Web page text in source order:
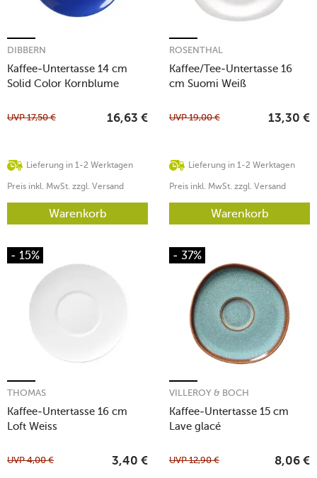
Kaffee-Untertasse 14 cm
Solid Color Kornblume
DIBBERN
Lieferung in 1-2 Werktagen
UVP17,50 € 16,63 €
Preis inkl. MwSt. zzgl. Versand
Warenkorb
Kaffee/Tee-Untertasse 16
cm Suomi Weiß
ROSENTHAL
Lieferung in 1-2 Werktagen
UVP19,00 € 13,30 €
Preis inkl. MwSt. zzgl. Versand
Warenkorb
- 15%
Kaffee-Untertasse 16 cm
Loft Weiss
THOMAS
UVP4,00 € 3,40 €
- 37%
Kaffee-Untertasse 15 cm
Lave glacé
VILLEROY & BOCH
UVP12,90 € 8,06 €